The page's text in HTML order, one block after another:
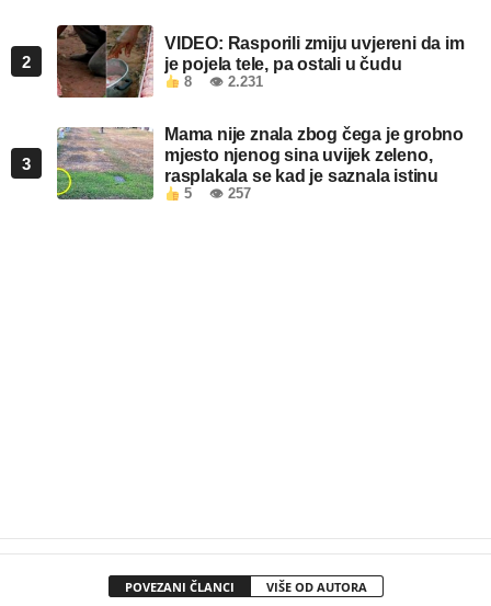
2
VIDEO: Rasporili zmiju uvjereni da im
je pojela tele, pa ostali u čudu
8 👁 2.231
3
Mama nije znala zbog čega je grobno
mjesto njenog sina uvijek zeleno,
rasplakala se kad je saznala istinu
5 👁 257
POVEZANI ČLANCI VIŠE OD AUTORA